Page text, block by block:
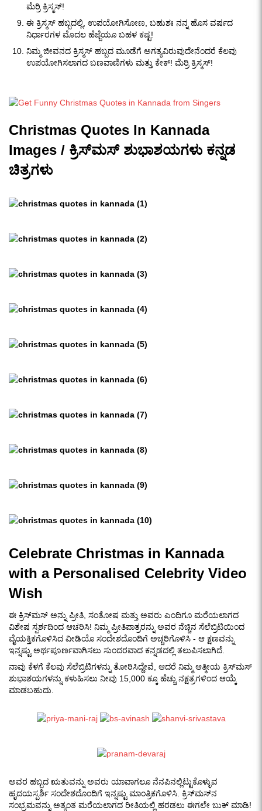
ಮೆರ್ರಿ ಕ್ರಿಸ್ಮಸ್!
ಈ ಕ್ರಿಸ್ಮಸ್ ಹಬ್ಬದಲ್ಲಿ, ಉಪಯೋಗಿಸೋಣ, ಬಹುಶಃ ನನ್ನ ಹೊಸ ವರ್ಷದ
ನಿರ್ಧಾರಗಳ ಮೊದಲ ಹೆಜ್ಜೆಯೂ ಬಹಳ ಕಷ್ಟ!
ನಿಮ್ಮ ಜೀವನದ ಕ್ರಿಸ್ಮಸ್ ಹಬ್ಬದ ಮೂಡೆಗೆ ಅಗತ್ಯವಿರುವುದೇನೆಂದರೆ ಕೆಲವು
ಉಪಯೋಗಿಸಲಾಗದ ಬಣವಾಣಿಗಳು ಮತ್ತು ಕೇಕ್! ಮೆರ್ರಿ ಕ್ರಿಸ್ಮಸ್!
Christmas Quotes In Kannada
Images / ಕ್ರಿಸ್‌ಮಸ್ ಶುಭಾಶಯಗಳು ಕನ್ನಡ
ಚಿತ್ರಗಳು
Celebrate Christmas in Kannada
with a Personalised Celebrity Video
Wish
ಈ ಕ್ರಿಸ್‌ಮಸ್ ಅನ್ನು ಪ್ರೀತಿ, ಸಂತೋಷ ಮತ್ತು ಅವರು ಎಂದಿಗೂ ಮರೆಯಲಾಗದ
ವಿಶೇಷ ಸ್ಪರ್ಶದಿಂದ ಆಚರಿಸಿ! ನಿಮ್ಮ ಪ್ರೀತಿಪಾತ್ರರನ್ನು ಅವರ ನೆಚ್ಚಿನ ಸೆಲೆಬ್ರಿಟಿಯಿಂದ
ವೈಯಕ್ತಿಕಗೊಳಿಸಿದ ವೀಡಿಯೊ ಸಂದೇಶದೊಂದಿಗೆ ಅಚ್ಚರಿಗೊಳಿಸಿ - ಆ ಕ್ಷಣವನ್ನು
ಇನ್ನಷ್ಟು ಅರ್ಥಪೂರ್ಣವಾಗಿಸಲು ಸುಂದರವಾದ ಕನ್ನಡದಲ್ಲಿ ತಲುಪಿಸಲಾಗಿದೆ.
ನಾವು ಕೆಳಗೆ ಕೆಲವು ಸೆಲೆಬ್ರಿಟಿಗಳನ್ನು ತೋರಿಸಿದ್ದೇವೆ, ಆದರೆ ನಿಮ್ಮ ಆತ್ಮೀಯ ಕ್ರಿಸ್‌ಮಸ್
ಶುಭಾಶಯಗಳನ್ನು ಕಳುಹಿಸಲು ನೀವು 15,000 ಕ್ಕೂ ಹೆಚ್ಚು ನಕ್ಷತ್ರಗಳಿಂದ ಆಯ್ಕೆ
ಮಾಡಬಹುದು.
ಅವರ ಹಬ್ಬದ ಋತುವನ್ನು ಅವರು ಯಾವಾಗಲೂ ನೆನಪಿನಲ್ಲಿಟ್ಟುಕೊಳ್ಳುವ
ಹೃದಯಸ್ಪರ್ಶಿ ಸಂದೇಶದೊಂದಿಗೆ ಇನ್ನಷ್ಟು ಮಾಂತ್ರಿಕಗೊಳಿಸಿ. ಕ್ರಿಸ್‌ಮಸ್‌ನ
ಸಂಭ್ರಮವನ್ನು ಅತ್ಯಂತ ಮರೆಯಲಾಗದ ರೀತಿಯಲ್ಲಿ ಹರಡಲು ಈಗಲೇ ಬುಕ್ ಮಾಡಿ!